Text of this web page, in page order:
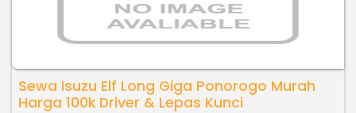
Sewa Isuzu Elf Long Giga Ponorogo Murah
Harga 100k Driver & Lepas Kunci